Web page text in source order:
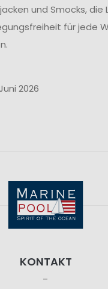
und Smocks, die
für jede
2026
KONTAKT